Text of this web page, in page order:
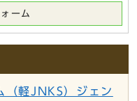
ーム
（軽JNKS）ジェン